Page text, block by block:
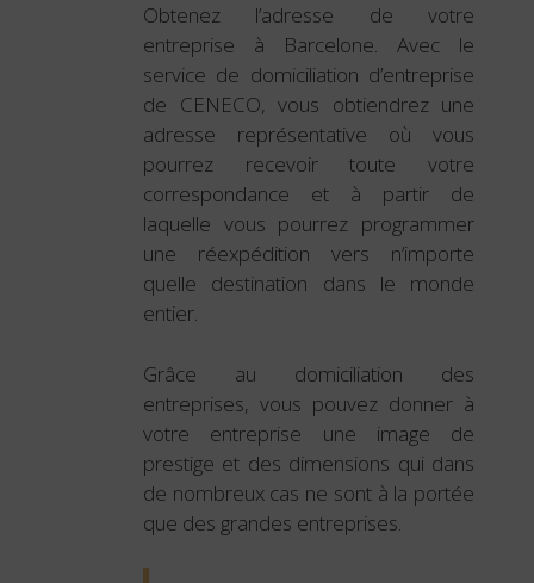
Obtenez l’adresse de votre
entreprise à Barcelone. Avec le
service de domiciliation d’entreprise
de CENECO, vous obtiendrez une
adresse représentative où vous
pourrez recevoir toute votre
correspondance et à partir de
laquelle vous pourrez programmer
une réexpédition vers n’importe
quelle destination dans le monde
entier.
Grâce au domiciliation des
entreprises, vous pouvez donner à
votre entreprise une image de
prestige et des dimensions qui dans
de nombreux cas ne sont à la portée
que des grandes entreprises.